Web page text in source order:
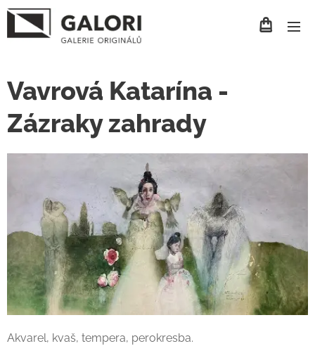
Vavrová Katarína -
Zázraky zahrady
Akvarel, kvaš, tempera, perokresba.